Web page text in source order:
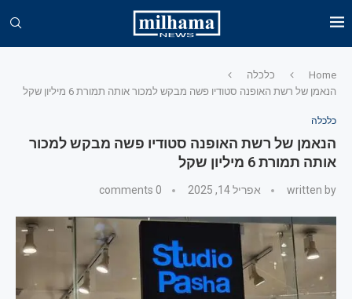
Home
כלכלה
הנאמן של רשת האופנה סטודיו פשה מבקש למכור אותה תמורת 6 מיליון שקל
כלכלה
הנאמן של רשת האופנה סטודיו פשה מבקש למכור
אותה תמורת 6 מיליון שקל
written by אפריל 14, 2025 0 comments